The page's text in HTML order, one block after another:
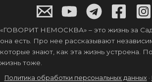
«ГОВОРИТ НЕМОСКВА» – это жизнь за
она есть. Про нее рассказывают
которые знают, как эта жизнь устроена.
жизнь тоже.
Политика обработки персональных данных ·